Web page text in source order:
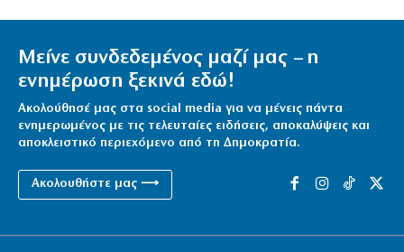
Μείνε συνδεδεμένος μαζί μας – η
ενημέρωση ξεκινά εδώ!
Ακολούθησέ μας στα social media για να μένεις πάντα
ενημερωμένος με τις τελευταίες ειδήσεις, αποκαλύψεις και
αποκλειστικό περιεχόμενο από τη Δημοκρατία.
Ακολουθήστε μας ⟶